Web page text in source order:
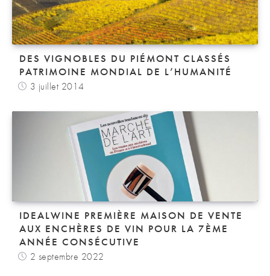
DES VIGNOBLES DU PIÉMONT CLASSÉS
PATRIMOINE MONDIAL DE L’HUMANITÉ
3 juillet 2014
IDEALWINE PREMIÈRE MAISON DE VENTE
AUX ENCHÈRES DE VIN POUR LA 7ÈME
ANNÉE CONSÉCUTIVE
2 septembre 2022